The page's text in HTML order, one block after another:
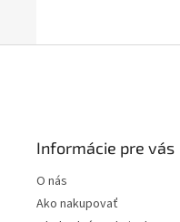
Informácie pre vás
O nás
Ako nakupovať